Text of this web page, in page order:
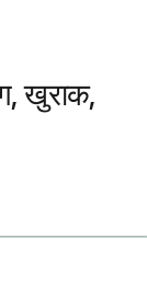
खुराक,